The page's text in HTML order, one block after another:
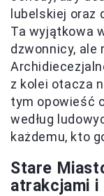
lubelskiej oraz
Ta wyjątkowa
dzwonnicy, ale
z kolei otacza
tym opowieść
według
każdemu, kto
Stare
atrakcjami i